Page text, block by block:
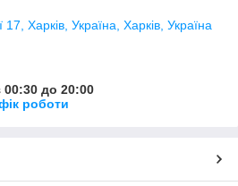
Харків, Україна, Харків, Україна
00:30 до 20:00
роботи